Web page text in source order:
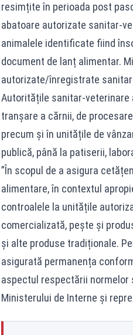
resimțite în perioada post
abatoare autorizate sanitar-
animalele identificate fiind
document de lanț alimentar.
autorizate/înregistrate
Autoritățile sanitar-veterinare
tranșare a cărnii, de
precum și în unitățile de
publică, până la patiserii,
”În scopul de a asigura
alimentare, în contextul
controalele la unitățile
comercializată, pește și
și alte produse tradiționale.
asigurată permanența
aspectul respectării normelor
Ministerului de Interne și